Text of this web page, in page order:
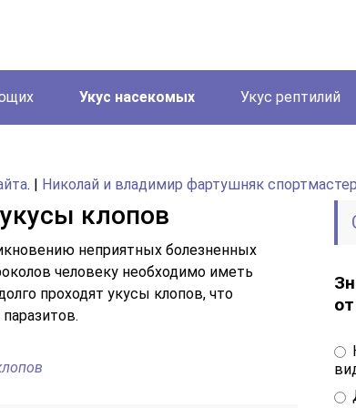
Укус насекомых Укус рептилий
. | Николай и владимир фартушняк
клопов
неприятных болезненных
человеку необходимо иметь
проходят укусы клопов, что